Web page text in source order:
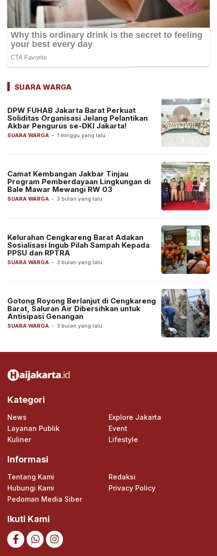
SUARA WARGA
SUARA WARGA - 1 minggu yang lalu
DPW FUHAB Jakarta Barat Perkuat
Soliditas Organisasi Jelang Pelantikan
Akbar Pengurus se-DKI Jakarta!
SUARA WARGA - 3 bulan yang lalu
Camat Kembangan Jakbar Tinjau
Program Pemberdayaan Lingkungan di
Bale Mawar Mewangi RW 03
SUARA WARGA - 3 bulan yang lalu
Kelurahan Cengkareng Barat Adakan
Sosialisasi Ingub Pilah Sampah Kepada
PPSU dan RPTRA
SUARA WARGA - 3 bulan yang lalu
Gotong Royong Berlanjut di Cengkareng
Barat, Saluran Air Dibersihkan untuk
Antisipasi Genangan
Kategori
News
Explore Jakarta
Layanan Publik
Event
Kuliner
Lifestyle
Informasi
Tentang Kami
Redaksi
Hubungi Kami
Privacy Policy
Pedoman Media Siber
Ikuti Kami